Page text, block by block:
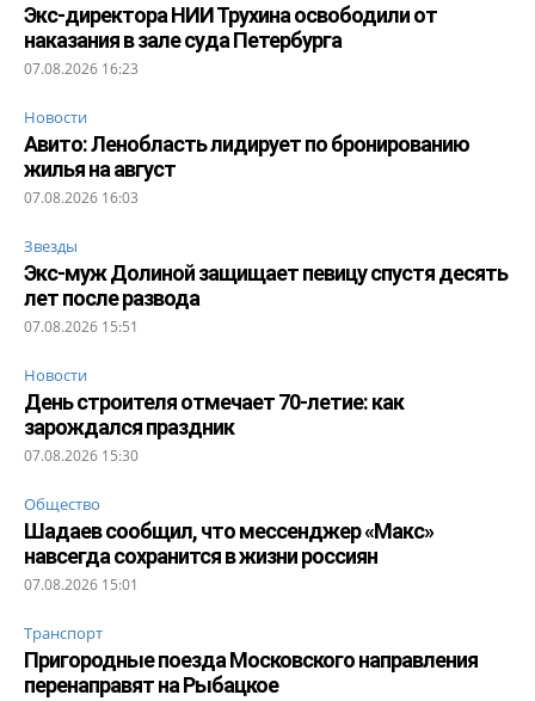
Экс-директора НИИ Трухина освободили от
наказания в зале суда Петербурга
07.08.2026 16:23
Новости
Авито: Ленобласть лидирует по бронированию
жилья на август
07.08.2026 16:03
Звезды
Экс-муж Долиной защищает певицу спустя десять
лет после развода
07.08.2026 15:51
Новости
День строителя отмечает 70-летие: как
зарождался праздник
07.08.2026 15:30
Общество
Шадаев сообщил, что мессенджер «Макс»
навсегда сохранится в жизни россиян
07.08.2026 15:01
Транспорт
Пригородные поезда Московского направления
перенаправят на Рыбацкое